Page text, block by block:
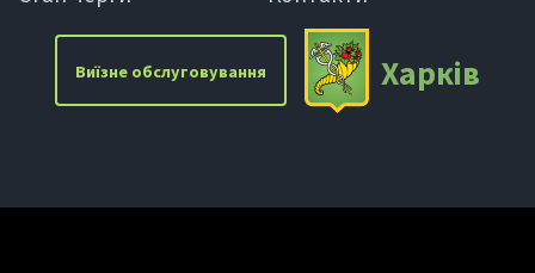
Виїзне обслуговування Харкiв